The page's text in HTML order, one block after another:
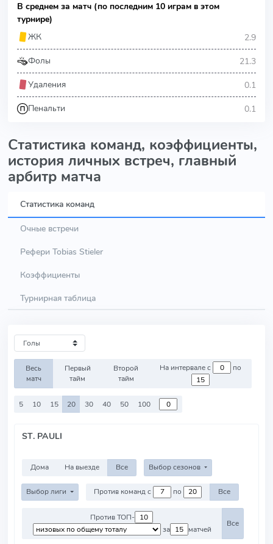
В среднем за матч (по последним 10 играм в этом
турнире)
ЖК
2.9
Фолы 21.3
Удаления 0.1
Пенальти 0.1
Статистика команд, коэффициенты,
история личных встреч, главный
арбитр матча
Статистика команд
Очные встречи
Рефери Tobias Stieler
Коэффициенты
Турнирная таблица
Весь
матч
Первый
тайм
Второй
тайм
На интервале с по
5 10 15 20 30 40 50 100
ST. PAULI
Дома На выезде Все Выбор сезонов
Выбор лиги Против команд с по Все
Против ТОП-
за
матчей
Все